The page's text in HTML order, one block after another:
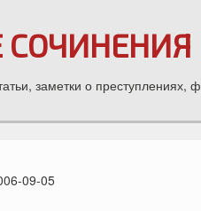
заметки о преступлениях,
09-05